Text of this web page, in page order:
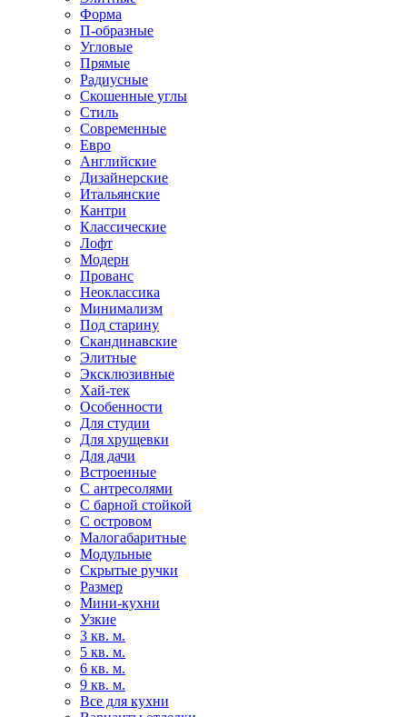
Форма
П-образные
Угловые
Прямые
Радиусные
Скошенные углы
Стиль
Современные
Евро
Английские
Дизайнерские
Итальянские
Кантри
Классические
Лофт
Модерн
Прованс
Неоклассика
Минимализм
Под старину
Скандинавские
Элитные
Эксклюзивные
Хай-тек
Особенности
Для студии
Для хрущевки
Для дачи
Встроенные
С антресолями
С барной стойкой
С островом
Малогабаритные
Модульные
Скрытые ручки
Размер
Мини-кухни
Узкие
3 кв. м.
5 кв. м.
6 кв. м.
9 кв. м.
Все для кухни